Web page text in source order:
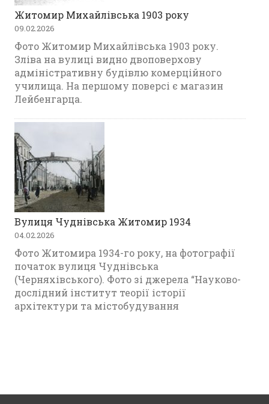
Житомир Михайлівська 1903 року
09.02.2026
Фото Житомир Михайлівська 1903 року.
Зліва на вулиці видно двоповерхову
адміністративну будівлю комерційного
училища. На першому поверсі є магазин
Лейбенгарца.
Вулиця Чуднівська Житомир 1934
04.02.2026
Фото Житомира 1934-го року, на фотографії
початок вулиця Чуднівська
(Черняхівського). Фото зі джерела “Науково-
дослідний інститут теорії історії
архітектури та містобудування